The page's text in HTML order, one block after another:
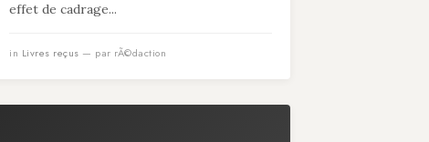
effet de cadrage...
in Livres reçus — par rÃ©daction